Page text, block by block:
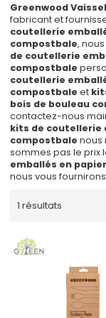
Greenwood
fabricant et
coutellerie
compostbale,
de coutellerie
compostbale
coutellerie
compostbale et
bois de bouleau
contactez-nous
kits de coutellerie
compostbale nous
sommes pas le prix
emballés en
nous vous
1 résultats